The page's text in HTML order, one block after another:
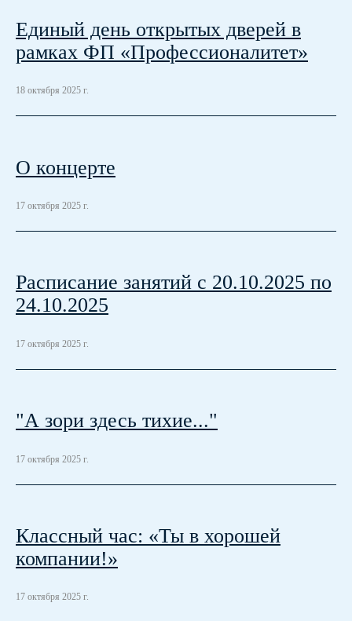
Единый день открытых дверей в
рамках ФП «Профессионалитет»
18 октября 2025 г.
О концерте
17 октября 2025 г.
Расписание занятий с 20.10.2025 по
24.10.2025
17 октября 2025 г.
"А зори здесь тихие..."
17 октября 2025 г.
Классный час: «Ты в хорошей
компании!»
17 октября 2025 г.